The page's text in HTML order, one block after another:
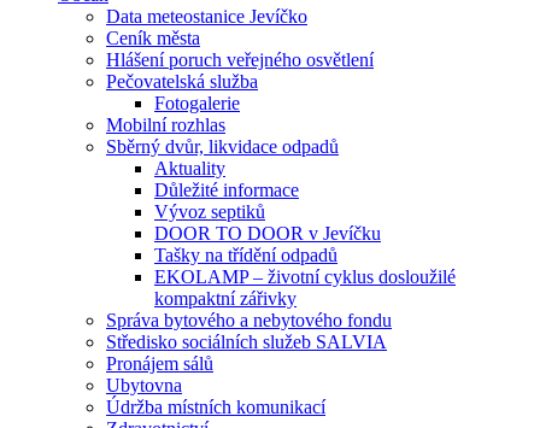
Data meteostanice Jevíčko
Ceník města
Hlášení poruch veřejného osvětlení
Pečovatelská služba
Fotogalerie
Mobilní rozhlas
Sběrný dvůr, likvidace odpadů
Aktuality
Důležité informace
Vývoz septiků
DOOR TO DOOR v Jevíčku
Tašky na třídění odpadů
EKOLAMP – životní cyklus dosloužilé
kompaktní zářivky
Správa bytového a nebytového fondu
Středisko sociálních služeb SALVIA
Pronájem sálů
Ubytovna
Údržba místních komunikací